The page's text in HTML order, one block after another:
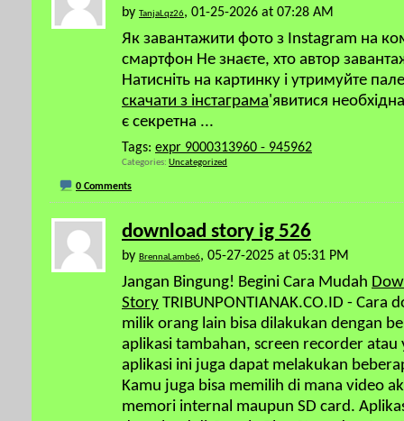
by TanjaLqz26, 01-25-2026 at 07:28 AM
Як завантажити фото з Instagram на
смартфон Не знаєте, хто автор
Натисніть на картинку і утримуйте
скачати з інстаграма'явитися
є секретна ...
Tags: expr 9000313960 - 945962
Categories Uncategorized
0 Comments
download story ig 526
by BrennaLambe6, 05-27-2025 at 05:31 PM
Jangan Bingung! Begini Cara Mudah
Story TRIBUNPONTIANAK.CO.ID - Cara
milik orang lain bisa dilakukan dengan
aplikasi tambahan, screen recorder atau
aplikasi ini juga dapat melakukan
Kamu juga bisa memilih di mana video
memori internal maupun SD card.